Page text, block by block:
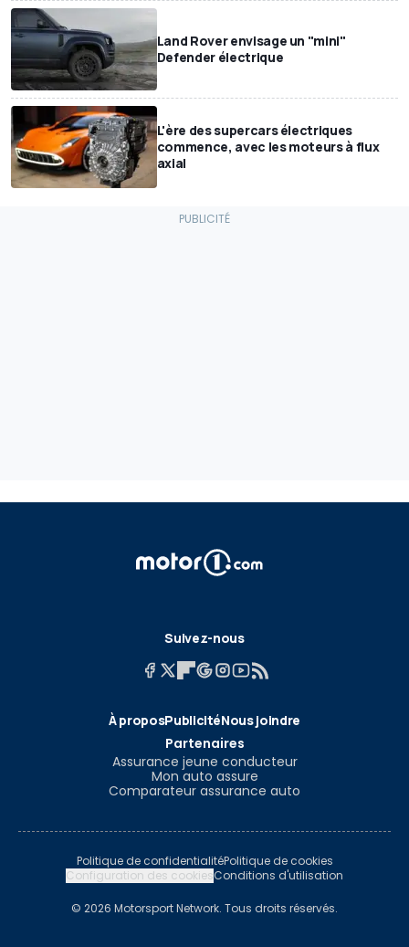
Land Rover envisage un "mini"
Defender électrique
L'ère des supercars électriques
commence, avec les moteurs à flux
axial
Suivez-nous
À proposPublicitéNous joindre
Partenaires
Assurance jeune conducteur
Mon auto assure
Comparateur assurance auto
Politique de confidentialitéPolitique de cookies
Configuration des cookiesConditions d'utilisation
© 2026 Motorsport Network. Tous droits réservés.